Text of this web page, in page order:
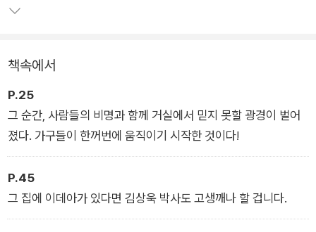
‘과학도 교양이다’라고 말하며 과학의 대중화를 위해 힘써온 김상
질 수 있을 것이다.
책속에서
P.25
그 순간, 사람들의 비명과 함께 거실에서 믿지 못할 광경이 벌어
졌다. 가구들이 한꺼번에 움직이기 시작한 것이다!
P.45
그 집에 이데아가 있다면 김상욱 박사도 고생깨나 할 겁니다.